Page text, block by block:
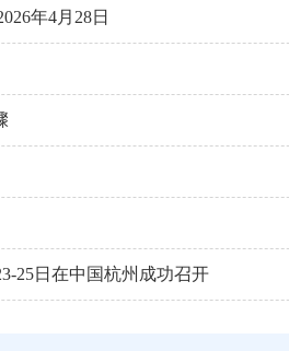
年4月28日
25日在中国杭州成功召开